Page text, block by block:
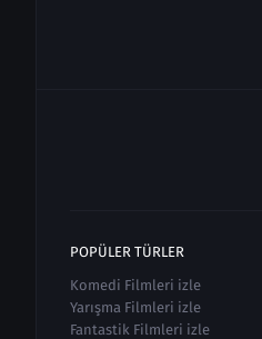
POPÜLER TÜRLER
Komedi Filmleri izle
Yarışma Filmleri izle
Fantastik Filmleri izle